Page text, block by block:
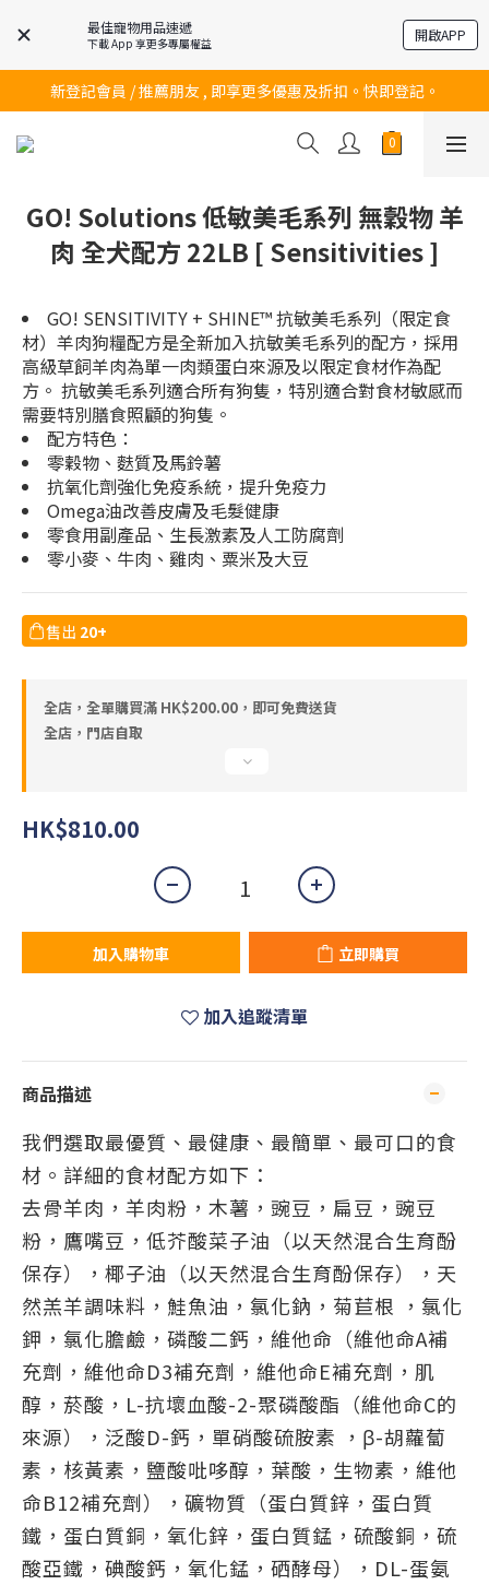
最佳寵物用品速遞
下載 App 享更多專屬權益 開啟APP
訂購滿$200 即可免費送貨!
訂購滿$200 即可免費送貨!
新登記會員 / 推薦朋友 , 即享更多優惠及折扣。快即登記。
訂購滿$200 即可免費送貨!
GO! Solutions 低敏美毛系列 無穀物 羊
肉 全犬配方 22LB [ Sensitivities ]
GO! SENSITIVITY + SHINE™ 抗敏美毛系列（限定食
材）羊肉狗糧配方是全新加入抗敏美毛系列的配方，採用
高級草飼羊肉為單一肉類蛋白來源及以限定食材作為配
方。 抗敏美毛系列適合所有狗隻，特別適合對食材敏感而
需要特別膳食照顧的狗隻。
配方特色：
零穀物、麩質及馬鈴薯
抗氧化劑強化免疫系統，提升免疫力
Omega油改善皮膚及毛髮健康
零食用副產品、生長激素及人工防腐劑
零小麥、牛肉、雞肉、粟米及大豆
售出 20+
全店，全單購買滿 HK$200.00，即可免費送貨
全店，門店自取
HK$810.00
加入購物車 立即購買
加入追蹤清單
商品描述
我們選取最優質、最健康、最簡單、最可口的食
材。詳細的食材配方如下：
去骨羊肉，羊肉粉，木薯，豌豆，扁豆，豌豆
粉，鷹嘴豆，低芥酸菜子油（以天然混合生育酚
保存），椰子油（以天然混合生育酚保存），天
然羔羊調味料，鮭魚油，氯化鈉，菊苣根 ，氯化
鉀，氯化膽鹼，磷酸二鈣，維他命（維他命A補
充劑，維他命D3補充劑，維他命E補充劑，肌
醇，菸酸，L-抗壞血酸-2-聚磷酸酯（維他命C的
來源），泛酸D-鈣，單硝酸硫胺素 ，β-胡蘿蔔
素，核黃素，鹽酸吡哆醇，葉酸，生物素，維他
命B12補充劑），礦物質（蛋白質鋅，蛋白質
鐵，蛋白質銅，氧化鋅，蛋白質錳，硫酸銅，硫
酸亞鐵，碘酸鈣，氧化錳，硒酵母），DL-蛋氨